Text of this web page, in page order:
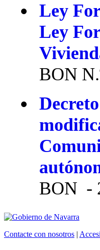
Ley
Ley
BON
BON -
Contacte con nosotros |